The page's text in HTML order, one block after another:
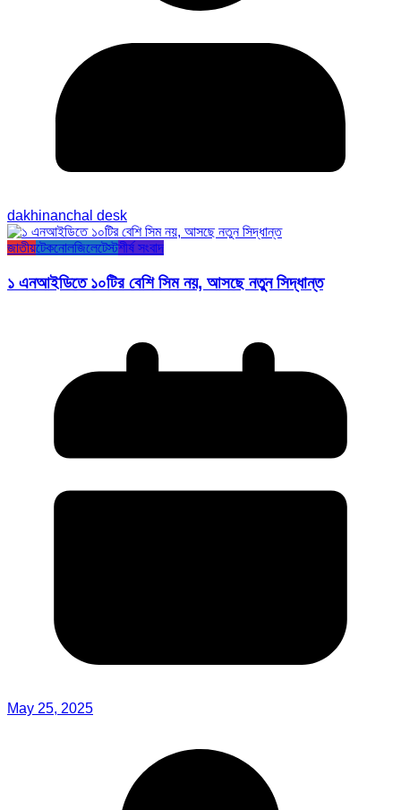
dakhinanchal desk
জাতীয়টেকনোলজিলেটেস্টশীর্ষ সংবাদ
১ এনআইডিতে ১০টির বেশি সিম নয়, আসছে নতুন সিদ্ধান্ত
May 25, 2025